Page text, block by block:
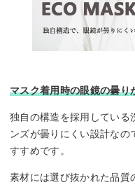
マスク着用時の眼鏡の曇り
独自の構造を採用している
ンズが曇りにくい設計なの
すすめです。
素材には選び抜かれた品質